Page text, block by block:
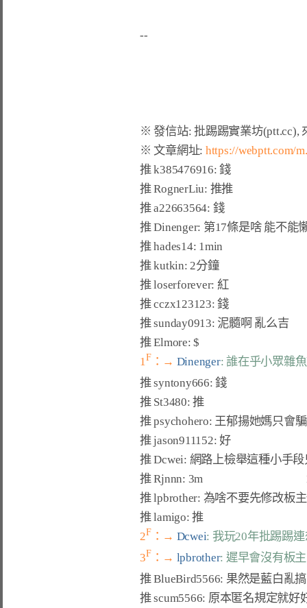
※ 文章網址: https://webptt.com/
推 k385476916:
推 RognerLiu: 推
推 a22663564:
推 Dinenger: 第17條是啥 能不
推 hades14:
推 kutkin: 2分
推 loserforever:
推 cczx123123:
推 sunday0913: 泥髓啊
推 Elmore: $
1 F ：→ Dinenger: 誰在乎小眾雜
推 syntony666:
推 St3480: 推
推 psychohero: 王郁揚她
推 jason911152:
推 Dcwei: 網路上檢舉這種小手
推 Rjnnn: 3m
推 lpbrother: 為啥不要先修改
推 lamigo: 推
2F ：→ Dcwei: 我玩20年批踢踢
3F ：→ lpbrother: 遲早會沒有板主
推 BlueBird5566: 果然是藍白
推 scum5566: 原本匿名規定就